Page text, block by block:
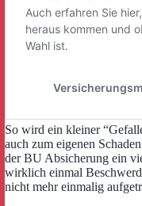
So wird ein kleiner
auch zum eigenen
der BU Absicherung ein
wirklich einmal
nicht mehr einmalig